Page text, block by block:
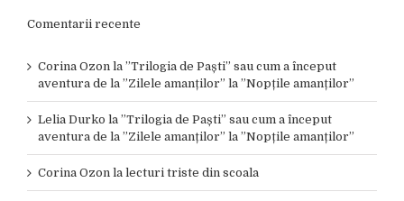
Comentarii recente
Corina Ozon la ”Trilogia de Paști” sau cum a început
aventura de la ”Zilele amanților” la ”Nopțile amanților”
Lelia Durko la ”Trilogia de Paști” sau cum a început
aventura de la ”Zilele amanților” la ”Nopțile amanților”
Corina Ozon la lecturi triste din scoala